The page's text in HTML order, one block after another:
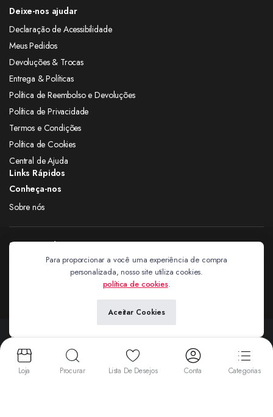
Deixe-nos ajudar
Declaração de Acessibilidade
Meus Pedidos
Devoluções & Trocas
Entrega & Políticas
Política de Reembolso e Devoluções
Política de Privacidade
Termos e Condições
Política de Cookies
Central de Ajuda
Links Rápidos
Conheça-nos
Sobre nós
Siga nas redes
Copyright 2024 © Extravagantes. Todos os direitos reservados. by
Aceitamos:
Para proporcionar a você uma experiência de compra
personalizada, nosso site utiliza cookies.
política de cookies.
Aceitar Cookies
Loja Procurar Lista De Desejos Conta Categorias